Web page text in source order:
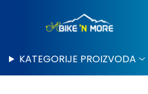
KATEGORIJE PROIZVODA